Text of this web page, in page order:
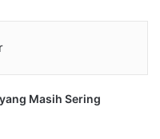
Masih Sering